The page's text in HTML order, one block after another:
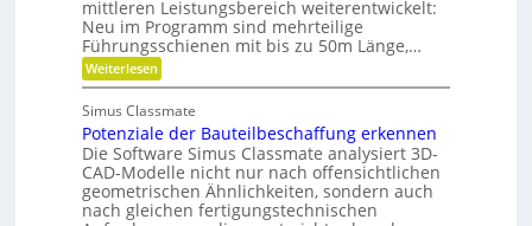
o
r
t
u
n
S
t
i
f
t
n
g
g
e
g
r
ü
b
l
e
P
l
a
n
t
e
n
g
e
mittleren Leistungsbereich weiterentwickelt:
Neu im Programm sind mehrteilige
Führungsschienen mit bis zu 50m Länge,…
Weiterlesen:
F
r
m
e
h
r
F
l
Simus Classmate
Potenziale der Bauteilbeschaffung erkennen
Die Software Simus Classmate analysiert 3D-
CAD-Modelle nicht nur nach offensichtlichen
geometrischen Ähnlichkeiten, sondern auch
nach gleichen fertigungstechnischen